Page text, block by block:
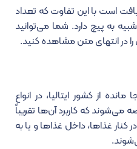
است با این تفاوت که تعداد
شکلی شبیه به پیچ دارد. شما می‌توانید
در انتهای متن مشاهده کنید.
از کشور ایتالیا، در انواع
که کاربرد آن‌ها تقریباً
کنار غذاها، داخل غذاها و یا به